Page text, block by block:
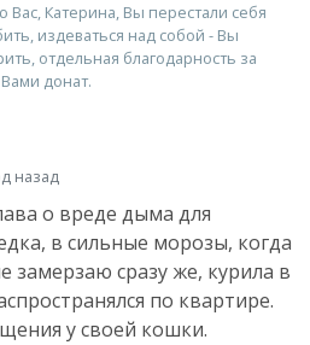
Вас, Катерина, Вы перестали себя
издеваться над собой - Вы
отдельная благодарность за
донат.
назад
о вреде дыма для
в сильные морозы, когда
замерзаю сразу же, курила в
по квартире.
у своей кошки.